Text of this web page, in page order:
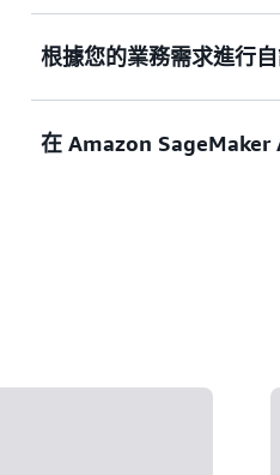
Nova 2 提供靈活的思維控
根據您的業務需求進行
Nova 2 Lite 可為任何專有
在 Amazon SageMaker